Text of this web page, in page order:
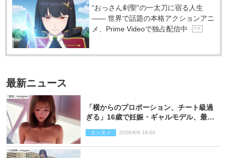
“おっさん剣聖”の一太刀に宿る人生
―― 世界で話題の本格アクションアニ
メ、Prime Videoで独占配信中
P R
最新ニュース
「横からのプロポーション、チート級過
ぎる」16歳で妊娠・ギャルモデル、最新
エンタメ 2026/8/9 18:00